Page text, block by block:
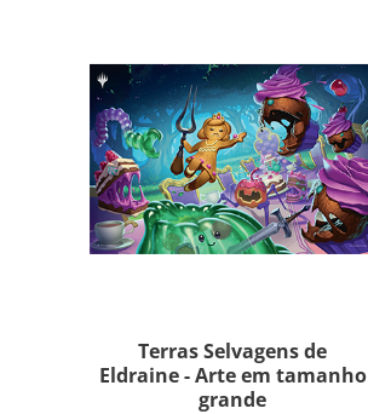
Terras Selvagens de
Eldraine - Arte em tamanho
grande